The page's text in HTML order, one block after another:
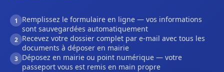
1
Remplissez le formulaire en ligne — vos informations
sont sauvegardées automatiquement
2 Recevez votre dossier complet par e-mail avec tous les
documents à déposer en mairie
3 Déposez en mairie ou point numérique — votre
passeport vous est remis en main propre